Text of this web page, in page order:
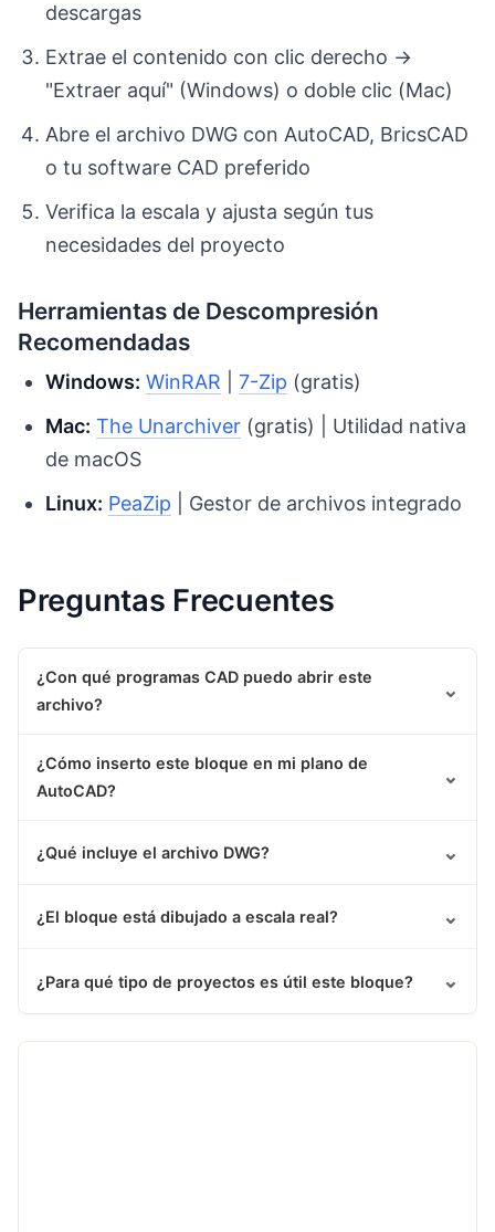
descargas
Extrae el contenido con clic derecho →
"Extraer aquí" (Windows) o doble clic (Mac)
Abre el archivo DWG con AutoCAD, BricsCAD
o tu software CAD preferido
Verifica la escala y ajusta según tus
necesidades del proyecto
Herramientas de Descompresión
Recomendadas
Windows: WinRAR |7-Zip (gratis)
Mac: The Unarchiver (gratis) | Utilidad nativa
de macOS
Linux: PeaZip | Gestor de archivos integrado
Preguntas Frecuentes
¿Con qué programas CAD puedo abrir este
archivo?
⌄
¿Cómo inserto este bloque en mi plano de
AutoCAD?
⌄
¿Qué incluye el archivo DWG? ⌄
¿El bloque está dibujado a escala real? ⌄
¿Para qué tipo de proyectos es útil este bloque? ⌄